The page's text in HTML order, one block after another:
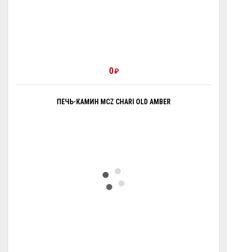
0₽
ПЕЧЬ-КАМИН MCZ CHARI OLD AMBER